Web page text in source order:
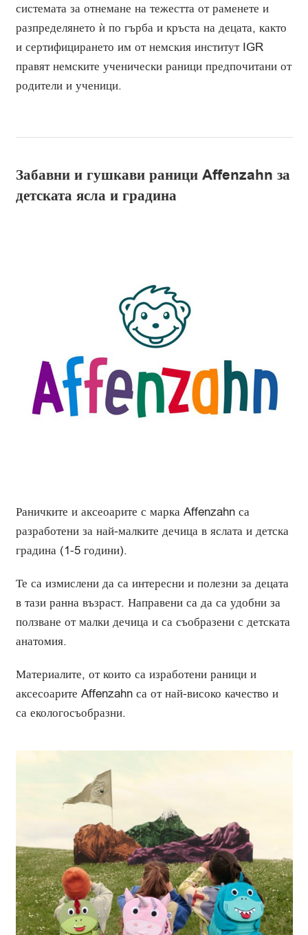
системата за отнемане на тежестта от раменете и
разпределянето ѝ по гърба и кръста на децата, както
и сертифицирането им от немския институт IGR
правят немските ученически раници предпочитани от
родители и ученици.
Забавни и гушкави раници Affenzahn за
детската ясла и градина
Раничките и аксеоарите с марка Affenzahn са
разработени за най-малките дечица в яслата и детска
градина (1-5 години).
Те са измислени да са интересни и полезни за децата
в тази ранна възраст. Направени са да са удобни за
ползване от малки дечица и са съобразени с детската
анатомия.
Материалите, от които са изработени раници и
аксесоарите Affenzahn са от най-високо качество и
са екологосъобразни.